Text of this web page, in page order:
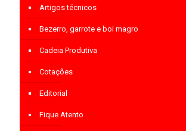
Artigos técnicos
Bezerro, garrote e boi magro
Cadeia Produtiva
Cotações
Editorial
Fique Atento